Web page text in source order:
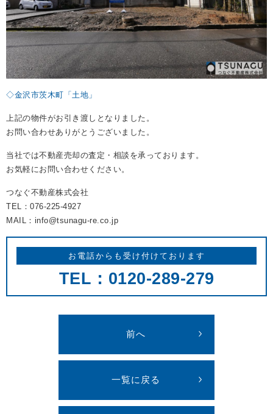
◇金沢市茨木町「土地」
上記の物件がお引き渡しとなりました。
お問い合わせありがとうございました。
当社では不動産売却の査定・相談を承っております。
お気軽にお問い合わせください。
つなぐ不動産株式会社
TEL：076-225-4927
MAIL：info@tsunagu-re.co.jp
お電話からも受け付けております
TEL：0120-289-279
前へ
一覧に戻る